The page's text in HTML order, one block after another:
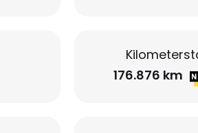
176.876 km